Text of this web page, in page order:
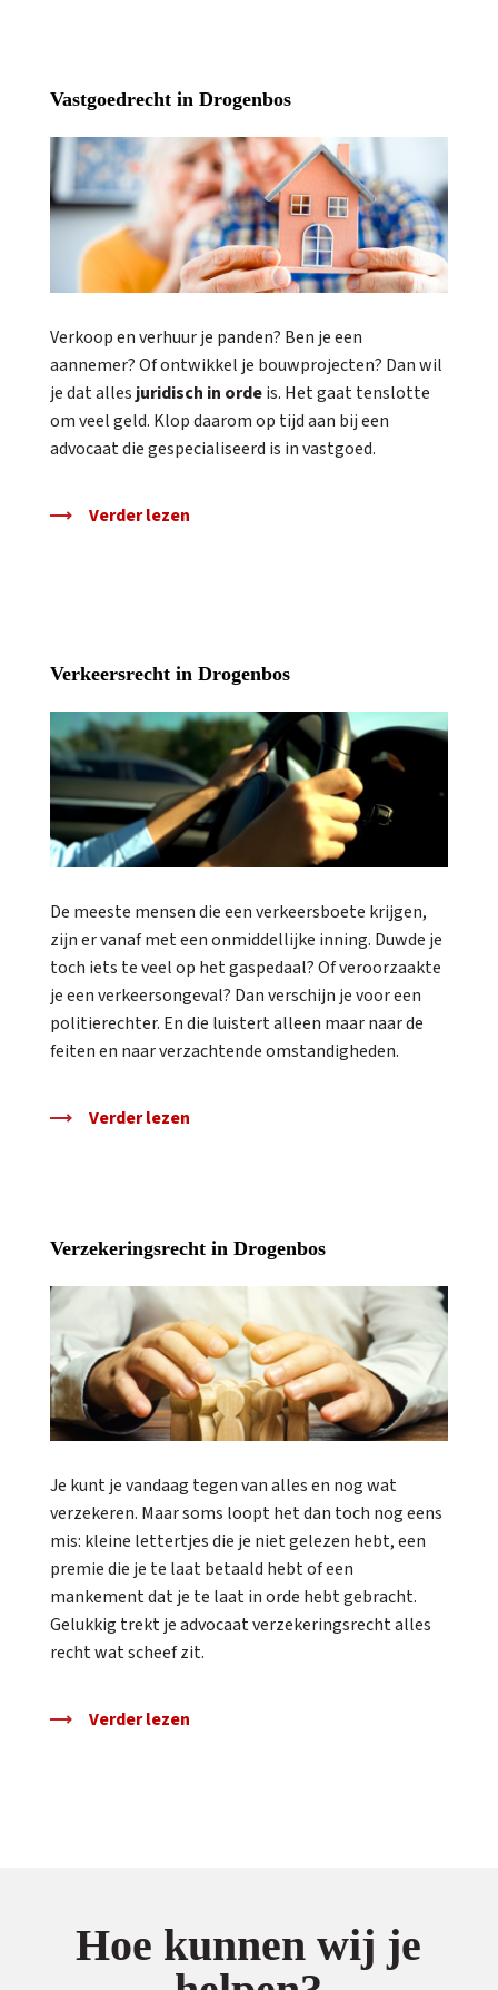
Vastgoedrecht in Drogenbos
Verkoop en verhuur je panden? Ben je een
aannemer? Of ontwikkel je bouwprojecten? Dan wil
je dat alles juridisch in ordeis. Het gaat tenslotte
om veel geld. Klop daarom op tijd aan bij een
advocaat die gespecialiseerd is in vastgoed.
Verder lezen
Verkeersrecht in Drogenbos
De meeste mensen die een verkeersboete krijgen,
zijn er vanaf met een onmiddellijke inning. Duwde je
toch iets te veel op het gaspedaal? Of veroorzaakte
je een verkeersongeval? Dan verschijn je voor een
politierechter. En die luistert alleen maar naar de
feiten en naar verzachtende omstandigheden.
Verder lezen
Verzekeringsrecht in Drogenbos
Je kunt je vandaag tegen van alles en nog wat
verzekeren. Maar soms loopt het dan toch nog eens
mis: kleine lettertjes die je niet gelezen hebt, een
premie die je te laat betaald hebt of een
mankement dat je te laat in orde hebt gebracht.
Gelukkig trekt je advocaat verzekeringsrecht alles
recht wat scheef zit.
Verder lezen
Hoe kunnen wij je